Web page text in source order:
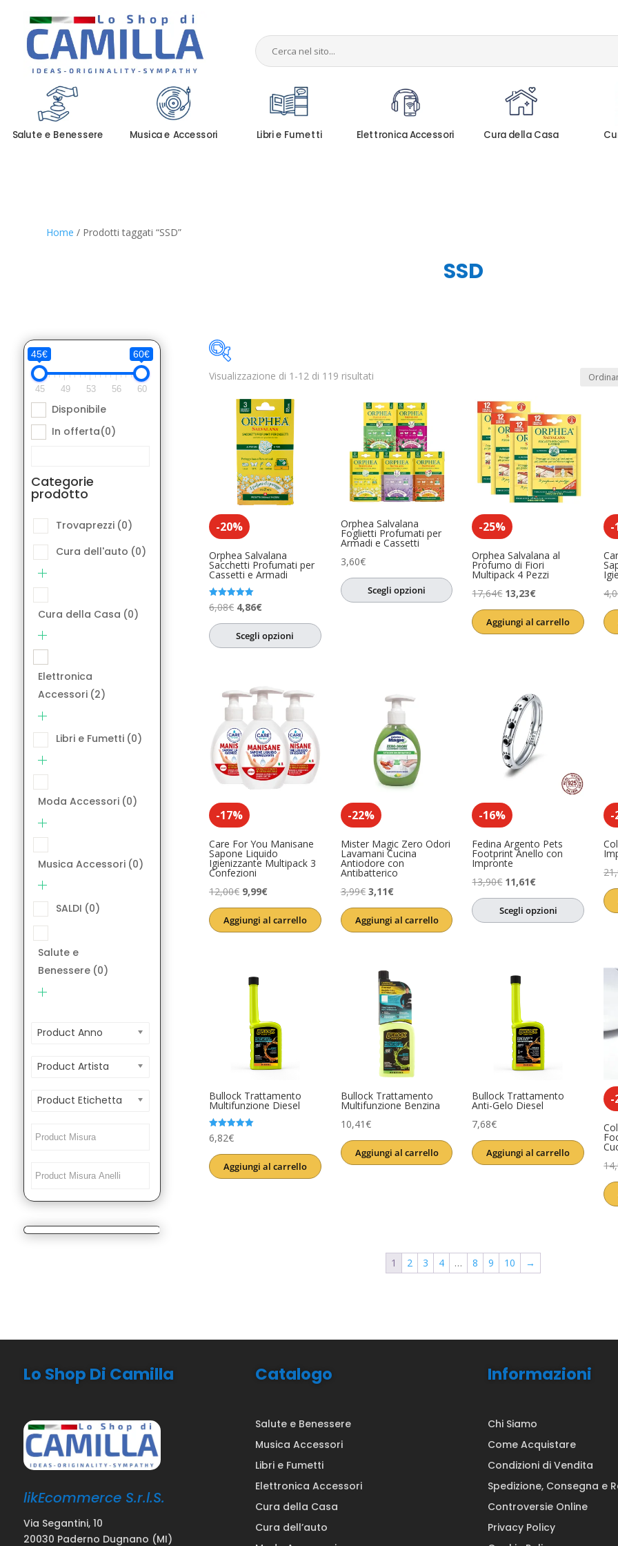
Salute e Benessere Musica e Accessori Libri e Fumetti Elettronica Accessori Cura della Casa
Home / Prodotti taggati “SSD”
SSD
45€ 60€
45 49 53 56 60
Disponibile
In offerta(0)
Categorie
prodotto
Trovaprezzi (0)
Cura dell'auto (0)
Cura della Casa (0)
Elettronica
Accessori (2)
Libri e Fumetti (0)
Moda Accessori (0)
Musica Accessori (0)
SALDI (0)
Salute e
Benessere (0)
Product Anno
Product Artista
Product Etichetta
Categorie prodotto
Trovaprezzi
Cura dell'auto
Cura della Casa
Elettronica Accessori(2)
Libri e Fumetti
Moda Accessori
Musica Accessori
SALDI
(0)
Product Anno Product Artista
Product Etichetta
Visualizzazione di 1-12 di 119 risultati
-20%
Orphea Salvalana
Sacchetti Profumati per
Cassetti e Armadi
Valutato
5.00
6,08€ Il
prezzo
originale
4,86€Il
prezzo
attuale
Scegli opzioni
Orphea Salvalana
Foglietti Profumati per
Armadi e Cassetti
3,60€
Scegli opzioni
-25%
Orphea Salvalana al
Profumo di Fiori
Multipack 4 Pezzi
17,64€ Il
prezzo
originale
13,23€Il
prezzo
attuale
Aggiungi al carrello
-
-17%
Care For You Manisane
Sapone Liquido
Igienizzante Multipack 3
Confezioni
12,00€ Il
prezzo
originale
9,99€Il
prezzo
attuale
Aggiungi al carrello
-22%
Mister Magic Zero Odori
Lavamani Cucina
Antiodore con
Antibatterico
3,99€ Il
prezzo
originale
3,11€Il
prezzo
attuale
Aggiungi al carrello
-16%
Fedina Argento Pets
Footprint Anello con
Impronte
13,90€ Il
prezzo
originale
11,61€Il
prezzo
attuale
Scegli opzioni
-
Bullock Trattamento
Multifunzione Diesel
Valutato
5.00
6,82€
Aggiungi al carrello
Bullock Trattamento
Multifunzione Benzina
10,41€
Aggiungi al carrello
Bullock Trattamento
Anti-Gelo Diesel
7,68€
Aggiungi al carrello
-
1 2 3 4 … 8 9 10 →
Lo Shop Di Camilla
likEcommerce S.r.l.S.
Via Segantini, 10
20030 Paderno Dugnano (MI)
Catalogo
Salute e Benessere
Musica Accessori
Libri e Fumetti
Elettronica Accessori
Cura della Casa
Cura dell’auto
Informazioni
Chi Siamo
Come Acquistare
Condizioni di Vendita
Spedizione, Consegna e
Controversie Online
Privacy Policy